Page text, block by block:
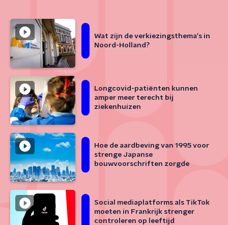
Wat zijn de verkiezingsthema's in
Noord-Holland?
Longcovid-patiënten kunnen
amper meer terecht bij
ziekenhuizen
Hoe de aardbeving van 1995 voor
strenge Japanse
bouwvoorschriften zorgde
Social mediaplatforms als TikTok
moeten in Frankrijk strenger
controleren op leeftijd